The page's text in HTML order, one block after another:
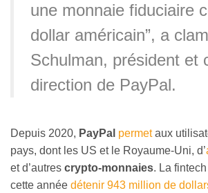
une monnaie fiduciaire
dollar américain”, a
Schulman, président et
direction de PayPal.
Depuis 2020, PayPal permetaux
pays, dont les US et le Royaume-Uni, d’
et d’autres crypto-monnaies. La
cette année détenir 943 million de